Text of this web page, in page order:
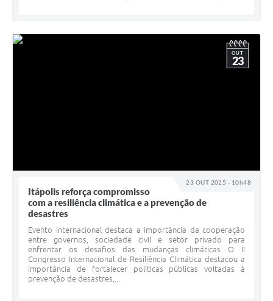
23 OUT 2025 - 10h48
OUT
23
Itápolis reforça compromisso
com a resiliência climática e a prevenção de
desastres
Evento internacional destaca a importância da cooperação
entre governos, sociedade civil e setor privado para
enfrentar os desafios das mudanças climáticas O II
Congresso Internacional de Resiliência Climática destacou a
importância de fortalecer políticas públicas voltadas à
prevenção de desastres,...